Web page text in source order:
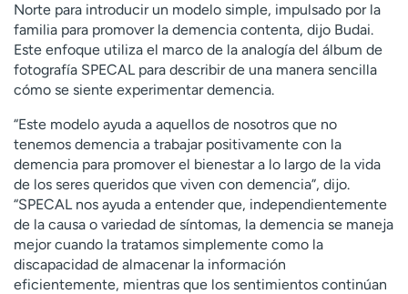
Norte para introducir un modelo simple, impulsado por la
familia para promover la demencia contenta, dijo Budai.
Este enfoque utiliza el marco de la analogía del álbum de
fotografía SPECAL para describir de una manera sencilla
cómo se siente experimentar demencia.
“Este modelo ayuda a aquellos de nosotros que no
tenemos demencia a trabajar positivamente con la
demencia para promover el bienestar a lo largo de la vida
de los seres queridos que viven con demencia”, dijo.
“SPECAL nos ayuda a entender que, independientemente
de la causa o variedad de síntomas, la demencia se maneja
mejor cuando la tratamos simplemente como la
discapacidad de almacenar la información
eficientemente, mientras que los sentimientos continúan